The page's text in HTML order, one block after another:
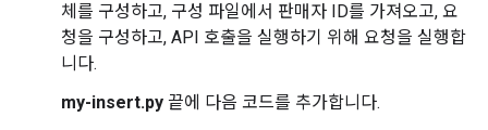
체를 구성하고, 구성 파일에서 판매자 ID를 가져오고, 요
청을 구성하고, API 호출을 실행하기 위해 요청을 실행합
니다.
my-insert.py 끝에 다음 코드를 추가합니다.